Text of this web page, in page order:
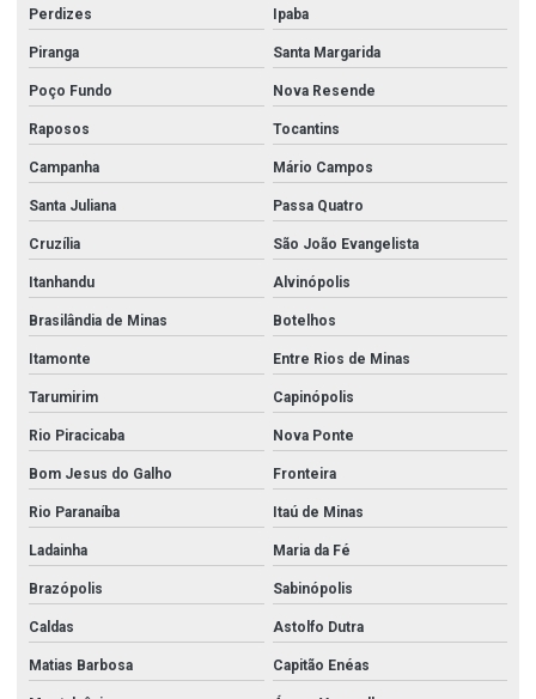
Perdizes Ipaba
Piranga Santa Margarida
Poço Fundo Nova Resende
Raposos Tocantins
Campanha Mário Campos
Santa Juliana Passa Quatro
Cruzília São João Evangelista
Itanhandu Alvinópolis
Brasilândia de Minas Botelhos
Itamonte Entre Rios de Minas
Tarumirim Capinópolis
Rio Piracicaba Nova Ponte
Bom Jesus do Galho Fronteira
Rio Paranaíba Itaú de Minas
Ladainha Maria da Fé
Brazópolis Sabinópolis
Caldas Astolfo Dutra
Matias Barbosa Capitão Enéas